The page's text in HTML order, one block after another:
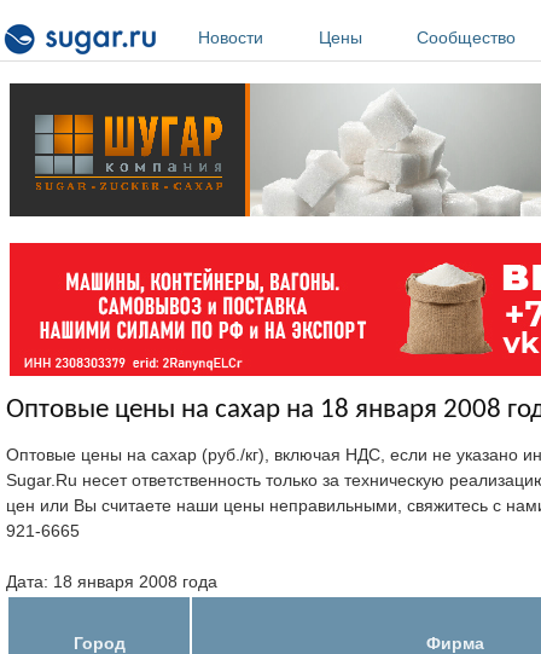
Новости
Цены Сообщество
Оптовые цены на сахар на 18 января 2008
Оптовые цены на сахар (руб./кг), включая НДС, если не указано
Sugar.Ru несет ответственность только за техническую
цен или Вы считаете наши цены неправильными, свяжитесь с
921-6665
Дата: 18 января 2008 года
Город Фирма